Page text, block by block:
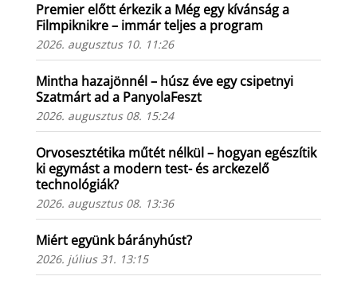
Premier előtt érkezik a Még egy kívánság a
Filmpiknikre – immár teljes a program
2026. augusztus 10. 11:26
Mintha hazajönnél – húsz éve egy csipetnyi
Szatmárt ad a PanyolaFeszt
2026. augusztus 08. 15:24
Orvosesztétika műtét nélkül – hogyan egészítik
ki egymást a modern test- és arckezelő
technológiák?
2026. augusztus 08. 13:36
Miért együnk bárányhúst?
2026. július 31. 13:15